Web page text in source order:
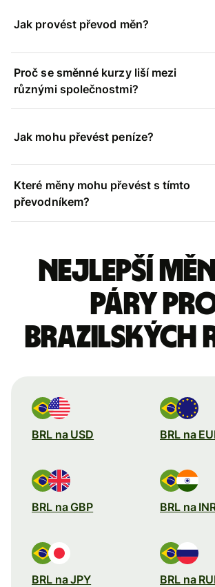
Jak provést převod měn?
Proč se směnné kurzy liší mezi
různými společnostmi?
Jak mohu převést peníze?
Které měny mohu převést s tímto
převodníkem?
Nejlepší
páry
brazilských
BRL na USD BRL na
BRL na GBP BRL na
BRL na JPY BRL na